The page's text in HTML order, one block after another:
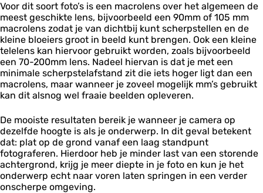
Voor dit soort foto’s is een macrolens over het algemeen de
meest geschikte lens, bijvoorbeeld een 90mm of 105 mm
macrolens zodat je van dichtbij kunt scherpstellen en de
kleine bloeiers groot in beeld kunt brengen. Ook een kleine
telelens kan hiervoor gebruikt worden, zoals bijvoorbeeld
een 70-200mm lens. Nadeel hiervan is dat je met een
minimale scherpstelafstand zit die iets hoger ligt dan een
macrolens, maar wanneer je zoveel mogelijk mm’s gebruikt
kan dit alsnog wel fraaie beelden opleveren.
De mooiste resultaten bereik je wanneer je camera op
dezelfde hoogte is als je onderwerp. In dit geval betekent
dat: plat op de grond vanaf een laag standpunt
fotograferen. Hierdoor heb je minder last van een storende
achtergrond, krijg je meer diepte in je foto en kun je het
onderwerp echt naar voren laten springen in een verder
onscherpe omgeving.